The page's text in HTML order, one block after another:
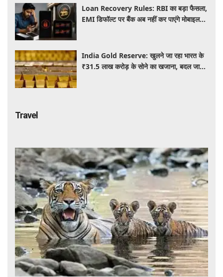
Loan Recovery Rules: RBI का बड़ा फैसला,
EMI डिफॉल्ट पर बैंक अब नहीं कर पाएंगे मोबाइल
India Gold Reserve: खुलने जा रहा भारत के
₹31.5 लाख करोड़ के सोने का खजाना, बदल जाएगा
Travel